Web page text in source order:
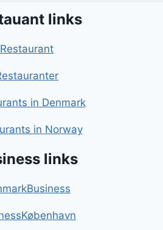
links
Restaurant
in Denmark
in Norway
links